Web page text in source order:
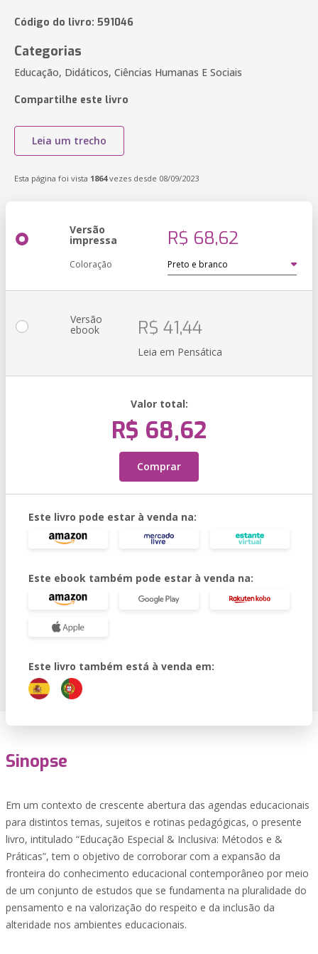
Código do livro: 591046
Categorias
Educação, Didáticos, Ciências Humanas E Sociais
Compartilhe este livro
Leia um trecho
Esta página foi vista 1864vezes desde 08/09/2023
Versão
impressa R$ 68,62
Coloração
Versão
ebook R$ 41,44
Leia em Pensática
Valor total:
R$ 68,62
Comprar
Este livro pode estar à venda na:
Este ebook também pode estar à venda na:
Este livro também está à venda em:
Sinopse
Em um contexto de crescente abertura das agendas educacionais
para distintos temas, sujeitos e rotinas pedagógicas, o presente
livro, intitulado “Educação Especial & Inclusiva: Métodos e &
Práticas”, tem o objetivo de corroborar com a expansão da
fronteira do conhecimento educacional contemporâneo por meio
de um conjunto de estudos que se fundamenta na pluralidade do
pensamento e na valorização do respeito e da inclusão da
alteridade nos ambientes educacionais.